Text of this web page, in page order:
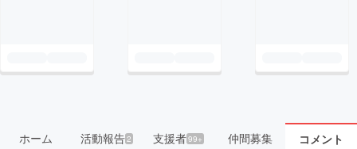
ホーム 活動報告2 支援者99+ 仲間募集 コメント